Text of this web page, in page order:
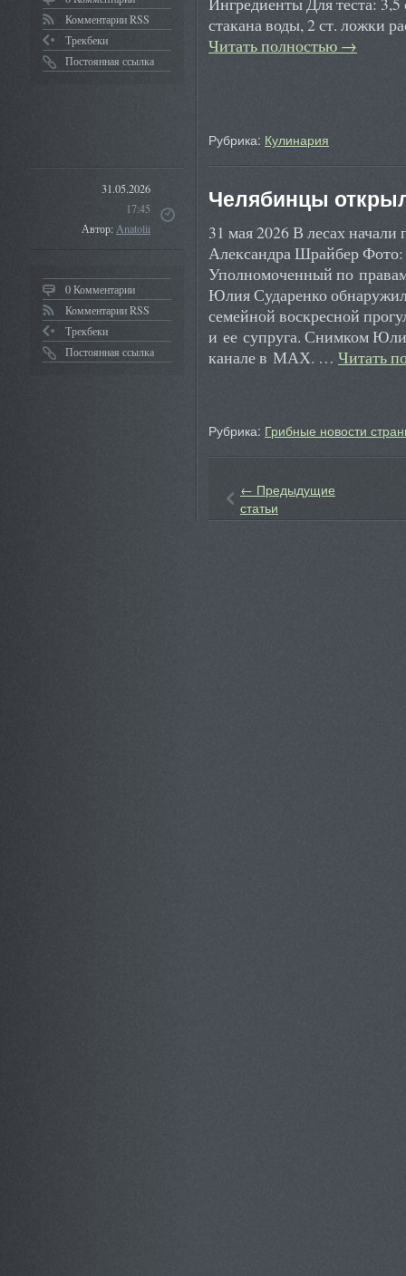
Комментарии RSS
Трекбеки
Постоянная ссылка
стакана воды, 2 ст. ложки
Читать полностью →
Рубрика: Кулинария
31.05.2026
17:45
Автор:Anatolii
0 Комментарии
Комментарии RSS
Трекбеки
Постоянная ссылка
Челябинцы
31 мая 2026 В лесах начали
Александра Шрайбер
Уполномоченный по
Юлия Сударенко
семейной воскресной
и ее супруга. Снимком
канале в МАХ. … Читать
Рубрика: Грибные новости
← Предыдущие
статьи